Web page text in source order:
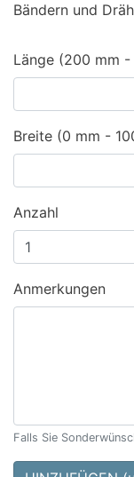
Bändern und
Länge (200 mm
Breite (0 mm -
Anzahl
Anmerkungen
Falls Sie